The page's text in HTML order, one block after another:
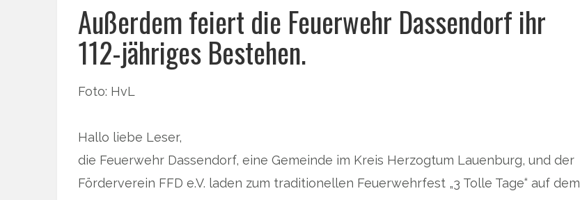
Außerdem feiert die Feuerwehr Dassendorf ihr
112-jähriges Bestehen.
Foto: HvL
Hallo liebe Leser,
die Feuerwehr Dassendorf, eine Gemeinde im Kreis Herzogtum Lauenburg, und der
Förderverein FFD e.V. laden zum traditionellen Feuerwehrfest „3 Tolle Tage“ auf dem